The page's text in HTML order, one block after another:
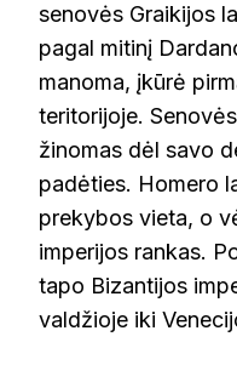
senovės Graikijos
pagal mitinį
manoma, įkūrė
teritorijoje.
žinomas dėl savo
padėties. Homero
prekybos vieta, o
imperijos rankas.
tapo Bizantijos
valdžioje iki